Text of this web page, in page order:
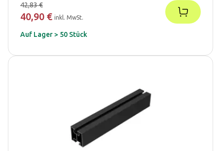
42,83 €
40,90 € inkl. MwSt.
Auf Lager > 50 Stück